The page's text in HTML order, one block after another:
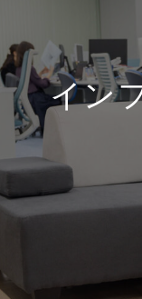
イン